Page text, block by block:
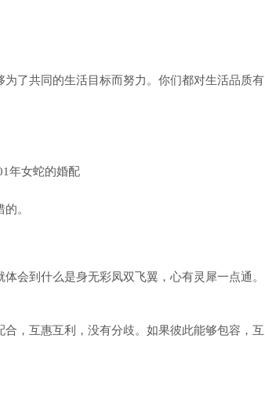
了共同的生活目标而努力。你们都对生活品质有
。
会到什么是身无彩凤双飞翼，心有灵犀一点通。
，互惠互利，没有分歧。如果彼此能够包容，互